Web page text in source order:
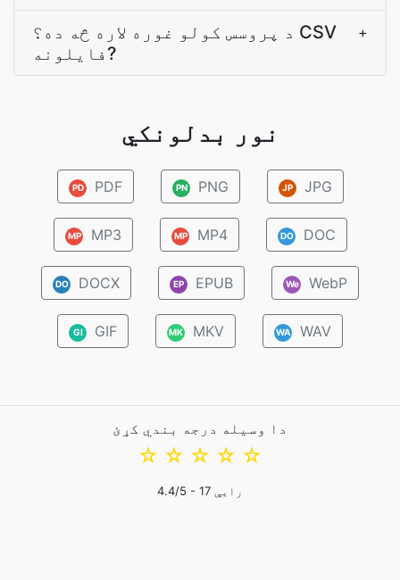
د پروسس کولو غوره لاره څه ده؟ CSV
فایلونه?
+
نور بدلونکي
PD PDF PN PNG JP JPG
MP MP3 MP MP4 DO DOC
DO DOCX EP EPUB We WebP
GI GIF MK MKV WA WAV
دا وسیله درجه بندي کړئ
☆
☆
☆
☆
☆
4.4/5 - 17 رایې